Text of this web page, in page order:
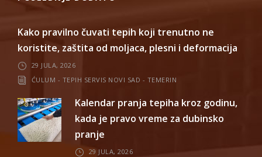
Kako pravilno čuvati tepih koji trenutno ne
koristite, zaštita od moljaca, plesni i deformacija
29 JULA, 2026
ĆULUM - TEPIH SERVIS NOVI SAD - TEMERIN
Kalendar pranja tepiha kroz godinu,
kada je pravo vreme za dubinsko
pranje
29 JULA, 2026